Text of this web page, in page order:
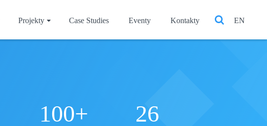
Projekty Case Studies Eventy Kontakty EN
100+ 26